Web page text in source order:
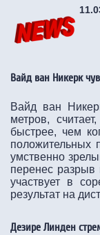
Вайд ван Никерк
Вайд ван
метров,
быстрее, чем
положительных
умственно
перенес разрыв
участвует в
результат на
Дезире Линден